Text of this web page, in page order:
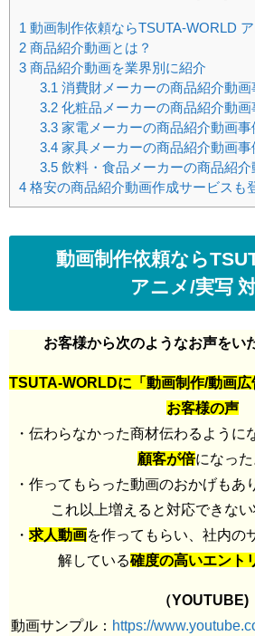
1 動画制作依頼ならTSUTA-WORLD
2 商品紹介動画とは？
3 商品紹介動画を業界別に紹介
3.1 消費財メーカーの商品紹介動画
3.2化粧品メーカーの商品紹介動画
3.3家電メーカーの商品紹介動画事
3.4家具メーカーの商品紹介動画事
3.5飲料・食品メーカーの商品紹介
4 格安の商品紹介動画作成サービスも
動画制作依頼なら
アニメ/実写
お客様から次のようなお声をい
TSUTA-WORLDに「動画制作/動画
お客様の声
・伝わらなかった商材伝わるように
顧客が倍になった
・作ってもらった動画のおかげもあ
これ以上増えると対応できない
・ 求人動画を作ってもらい、社内の
解している確度の高いエント
（YOUTUBE)
動画サンプル： https://